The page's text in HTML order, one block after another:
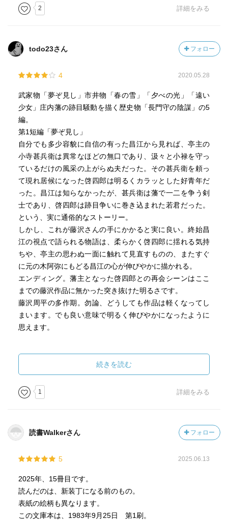
2 詳細をみる
todo23さん フォロー
4 2020.05.28
武家物「夢ぞ見し」市井物「春の雪」「夕べの光」「遠い
少女」庄内藩の跡目騒動を描く歴史物「長門守の陰謀」の5
編。
第1短編「夢ぞ見し」
自分でも多少容貌に自信の有った昌江から見れば、亭主の
小寺甚兵衛は異常なほどの無口であり、汲々と小禄を守っ
ているだけの風采の上がらぬ夫だった。その甚兵衛を頼っ
て現れ居候になった啓四郎は明るくカラッとした好青年だ
った。昌江は知らなかったが、甚兵衛は藩で一二を争う剣
士であり、啓四郎は跡目争いに巻き込まれた若君だった。
という、実に通俗的なストーリー。
しかし、これが藤沢さんの手にかかると実に良い。終始昌
江の視点で語られる物語は、柔らかく啓四郎に揺れる気持
ちや、亭主の思わぬ一面に触れて見直すものの、またすぐ
に元の木阿弥にもどる昌江の心が伸びやかに描かれる。
エンディング。藩主となった啓四郎との再会シーンはここ
までの藤沢作品に無かった突き抜けた明るさです。
藤沢周平の多作期。勿論、どうしても作品は軽くなってし
まいます。でも良い意味で明るく伸びやかになったように
思えます。
余りに繰り返し読んだ挙句、ストーリーが完全に頭に定着
してしまい、2009年を最後に再読を封印してきた藤沢さ
ん。 先日から封印を解き、全作品を出版順に読み返してい
ます。これが16作品目です。
続きを読む
1 詳細をみる
読書Walkerさん フォロー
5 2025.06.13
2025年、15冊目です。
読んだのは、新装丁になる前のもの。
表紙の絵柄も異なります。
この文庫本は、1983年9月25日 第1刷。